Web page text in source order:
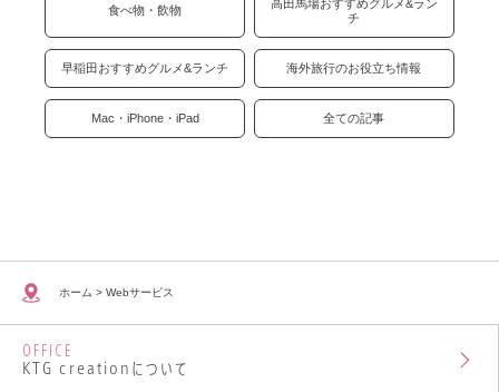
食べ物・飲物
高田馬場おすすめグルメ&ラン
チ
早稲田おすすめグルメ&ランチ 海外旅行のお役立ち情報
Mac・iPhone・iPad 全ての記事
ホーム >Webサービス
OFFICE
KTG creationについて